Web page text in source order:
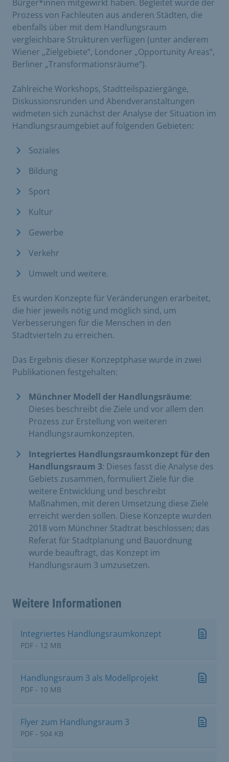
Bürger*innen mitgewirkt haben. Begleitet wurde der
Prozess von Fachleuten aus anderen Städten, die
ebenfalls über mit dem Handlungsraum
vergleichbare Strukturen verfügen (unter anderem
Wiener „Zielgebiete“, Londoner „Opportunity Areas“,
Berliner „Transformationsräume“).
Zahlreiche Workshops, Stadtteilspaziergänge,
Diskussionsrunden und Abendveranstaltungen
widmeten sich zunächst der Analyse der Situation im
Handlungsraumgebiet auf folgenden Gebieten:
Soziales
Bildung
Sport
Kultur
Gewerbe
Verkehr
Umwelt und weitere.
Es wurden Konzepte für Veränderungen erarbeitet,
die hier jeweils nötig und möglich sind, um
Verbesserungen für die Menschen in den
Stadtvierteln zu erreichen.
Das Ergebnis dieser Konzeptphase wurde in zwei
Publikationen festgehalten:
Münchner Modell der Handlungsräume:
Dieses beschreibt die Ziele und vor allem den
Prozess zur Erstellung von weiteren
Handlungsraumkonzepten.
Integriertes Handlungsraumkonzept für den
Handlungsraum 3: Dieses fasst die Analyse des
Gebiets zusammen, formuliert Ziele für die
weitere Entwicklung und beschreibt
Maßnahmen, mit deren Umsetzung diese Ziele
erreicht werden sollen. Diese Konzepte wurden
2018 vom Münchner Stadtrat beschlossen; das
Referat für Stadtplanung und Bauordnung
wurde beauftragt, das Konzept im
Handlungsraum 3 umzusetzen.
Weitere Informationen
Integriertes Handlungsraumkonzept
PDF - 12 MB
Handlungsraum 3 als Modellprojekt
PDF - 10 MB
Flyer zum Handlungsraum 3
PDF - 504 KB